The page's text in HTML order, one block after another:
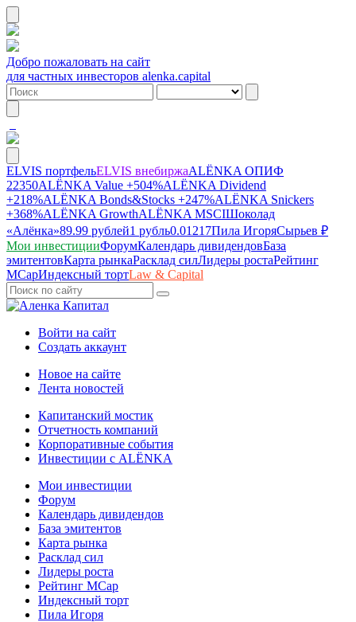
Добро пожаловать на сайт
для частных инвесторов alenka.capital
ELVIS портфельELVIS внебиржаALЁNKA ОПИФ
22350ALЁNKA Value +504%ALЁNKA Dividend
+218%ALЁNKA Bonds&Stocks +247%ALЁNKA Snickers
+368%ALЁNKA GrowthALЁNKA MSCIШоколад
«Алёнка»89.99 рублей1 рубль0.01217Пила ИгоряСырьев ₽
Мои инвестицииФорумКалендарь дивидендовБаза
эмитентовКарта рынкаРасклад силЛидеры ростаРейтинг
MCapИндексный тортLaw & Capital
Войти на сайт
Создать аккаунт
Новое на сайте
Лента новостей
Капитанский мостик
Отчетность компаний
Корпоративные события
Инвестиции с ALЁNKA
Мои инвестиции
Форум
Календарь дивидендов
База эмитентов
Карта рынка
Расклад сил
Лидеры роста
Рейтинг MCap
Индексный торт
Пила Игоря